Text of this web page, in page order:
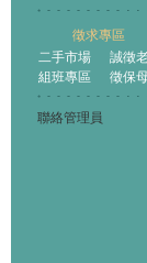
徵求專區
二手市場
誠徵
組班專區
徵保
聯絡管理員